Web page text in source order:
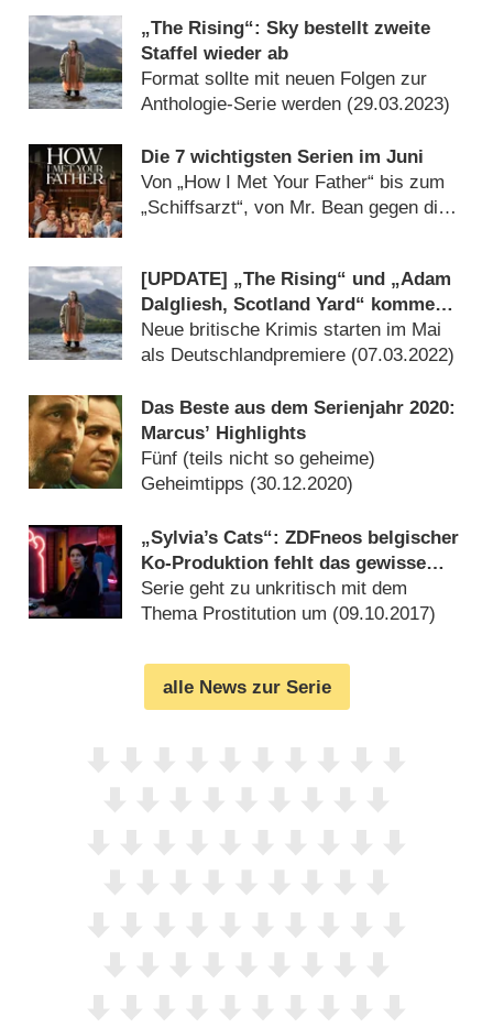
„The Rising“: Sky bestellt zweite
Staffel wieder ab
Format sollte mit neuen Folgen zur
Anthologie-Serie werden (29.03.2023)
Die 7 wichtigsten Serien im Juni
Von „How I Met Your Father“ bis zum
„Schiffsarzt“, von Mr. Bean gegen die
[UPDATE] „The Rising“ und „Adam
Dalgliesh, Scotland Yard“ kommen
zu Sky
Neue britische Krimis starten im Mai
als Deutschlandpremiere (07.03.2022)
Das Beste aus dem Serienjahr 2020:
Marcus’ Highlights
Fünf (teils nicht so geheime)
Geheimtipps (30.12.2020)
„Sylvia’s Cats“: ZDFneos belgischer
Ko-Produktion fehlt das gewisse
Etwas – Review
Serie geht zu unkritisch mit dem
Thema Prostitution um (09.10.2017)
alle News zur Serie